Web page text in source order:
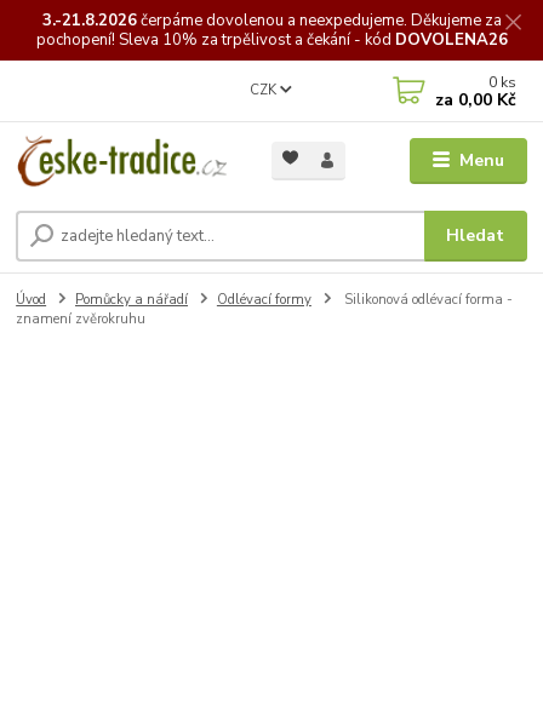
3.-21.8.2026čerpámedovolenou a neexpedujeme. Děkujeme za
pochopení! Sleva 10% za trpělivost a čekání - kód DOVOLENA26
Menu
CZK
Hledat
0 ks
za 0,00 Kč
Úvod Pomůcky a nářadí Odlévací formy
Silikonová odlévací forma -
znamení zvěrokruhu